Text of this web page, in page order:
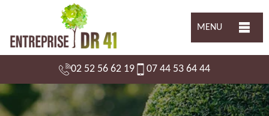
MENU
02 52 56 62 19 07 44 53 64 44